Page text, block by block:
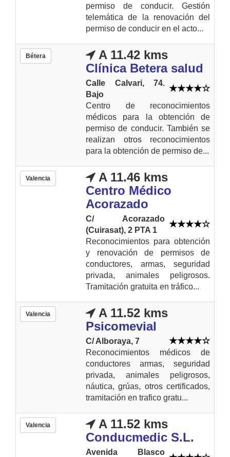
permiso de conducir. Gestión
telemática de la renovación del
permiso de conducir en el acto...
Bétera
A 11.42 kms
Clínica Betera salud
Calle Calvari, 74.
Bajo
Centro de reconocimientos
médicos para la obtención de
permiso de conducir. También se
realizan otros reconocimientos
para la obtención de permiso de...
Valencia
A 11.46 kms
Centro Médico
Acorazado
C/ Acorazado
(Cuirasat), 2 PTA 1
Reconocimientos para obtención
y renovación de permisos de
conductores, armas, seguridad
privada, animales peligrosos.
Tramitación gratuita en tráfico...
Valencia
A 11.52 kms
Psicomevial
C/ Alboraya, 7
Reconocimientos médicos de
conductores armas, seguridad
privada, animales peligrosos,
náutica, grúas, otros certificados,
tramitación en trafico gratu...
Valencia
A 11.52 kms
Conducmedic S.L.
Avenida Blasco